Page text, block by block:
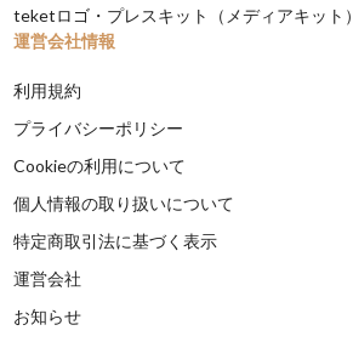
teketロゴ・プレスキット（メディアキット）
運営会社情報
利用規約
プライバシーポリシー
Cookieの利用について
個人情報の取り扱いについて
特定商取引法に基づく表示
運営会社
お知らせ